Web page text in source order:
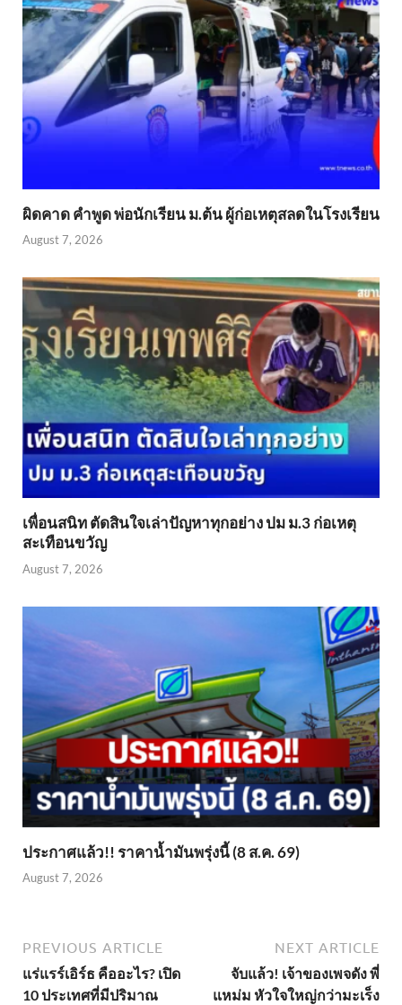
ผิดคาด คำพูด พ่อนักเรียน ม.ต้น ผู้ก่อเหตุสลดในโรงเรียน
August 7, 2026
เพื่อนสนิท ตัดสินใจเล่าปัญหาทุกอย่าง ปม ม.3 ก่อเหตุ
สะเทือนขวัญ
August 7, 2026
ประกาศแล้ว!! ราคาน้ำมันพรุ่งนี้ (8 ส.ค. 69)
August 7, 2026
PREVIOUS ARTICLE
แร่แรร์เอิร์ธ คืออะไร? เปิด
10 ประเทศที่มีปริมาณ
NEXT ARTICLE
จับแล้ว! เจ้าของเพจดัง พี่
แหม่ม หัวใจใหญ่กว่ามะเร็ง